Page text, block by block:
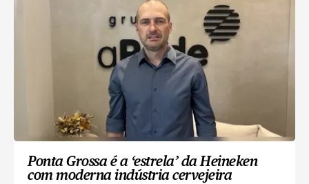
Ponta Grossa é a ‘estrela’ da Heineken
com moderna indústria cervejeira